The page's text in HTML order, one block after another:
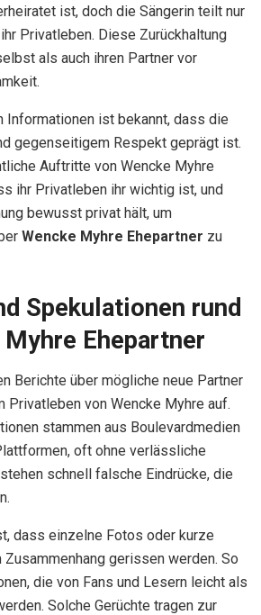
ist, doch die Sängerin teilt nur
Privatleben. Diese Zurückhaltung
als auch ihren Partner vor
Informationen ist bekannt, dass die
gegenseitigem Respekt geprägt ist.
Auftritte von Wencke Myhre
ihr Privatleben ihr wichtig ist, und
bewusst privat hält, um
Wencke Myhre Ehepartner zu
Spekulationen rund
Myhre Ehepartner
Berichte über mögliche neue Partner
Privatleben von Wencke Myhre auf.
stammen aus Boulevardmedien
oft ohne verlässliche
schnell falsche Eindrücke, die
dass einzelne Fotos oder kurze
gerissen werden. So
die von Fans und Lesern leicht als
Solche Gerüchte tragen zur